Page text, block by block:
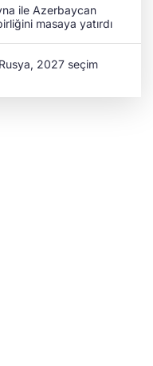
ile Azerbaycan
masaya yatırdı
2027 seçim